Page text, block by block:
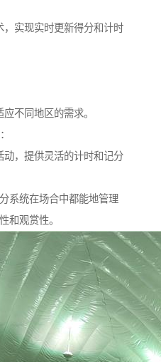
实现实时更新得分和计时
不同地区的需求。
，提供灵活的计时和记分
系统在场合中都能地管理
和观赏性。